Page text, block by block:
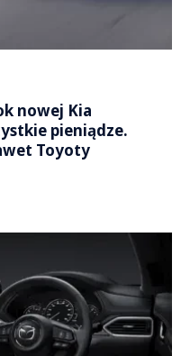
nowej Kia
pieniądze.
Toyoty